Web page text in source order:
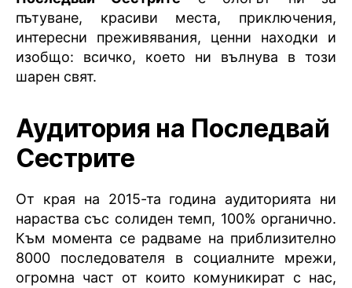
пътуване, красиви места, приключения,
интересни преживявания, ценни находки и
изобщо: всичко, което ни вълнува в този
шарен свят.
Аудитория на Последвай
Сестрите
От края на 2015-та година аудиторията ни
нараства със солиден темп, 100% органично.
Към момента се радваме на приблизително
8000 последователя в социалните мрежи,
огромна част от които комуникират с нас,